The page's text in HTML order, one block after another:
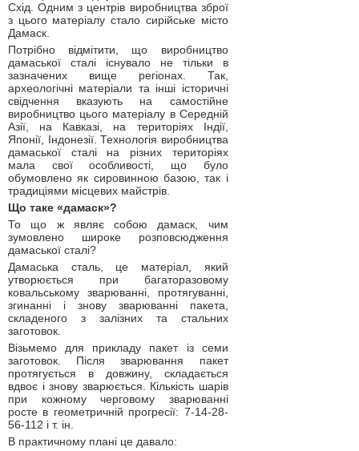
Схід. Одним з центрів виробництва зброї
з цього матеріалу стало сирійське місто
Дамаск.
Потрібно відмітити, що виробництво
дамаської сталі існувало не тільки в
зазначених вище регіонах. Так,
археологічні матеріали та інші історичні
свідчення вказують на самостійне
виробництво цього матеріалу в Середній
Азії, на Кавказі, на територіях Індії,
Японії, Індонезії. Технологія виробництва
дамаської сталі на різних територіях
мала свої особливості, що було
обумовлено як сировинною базою, так і
традиціями місцевих майстрів.
Що таке «дамаск»?
То що ж являє собою дамаск, чим
зумовлено широке розповсюдження
дамаської сталі?
Дамаська сталь, це матеріал, який
утворюється при багаторазовому
ковальському зварюванні, протягуванні,
згинанні і знову зварюванні пакета,
складеного з залізних та стальних
заготовок.
Візьмемо для прикладу пакет із семи
заготовок. Після зварювання пакет
протягується в довжину, складається
вдвоє і знову зварюється. Кількість шарів
при кожному черговому зварюванні
росте в геометричній прогресії: 7-14-28-
56-112 і т. ін.
В практичному плані це давало: